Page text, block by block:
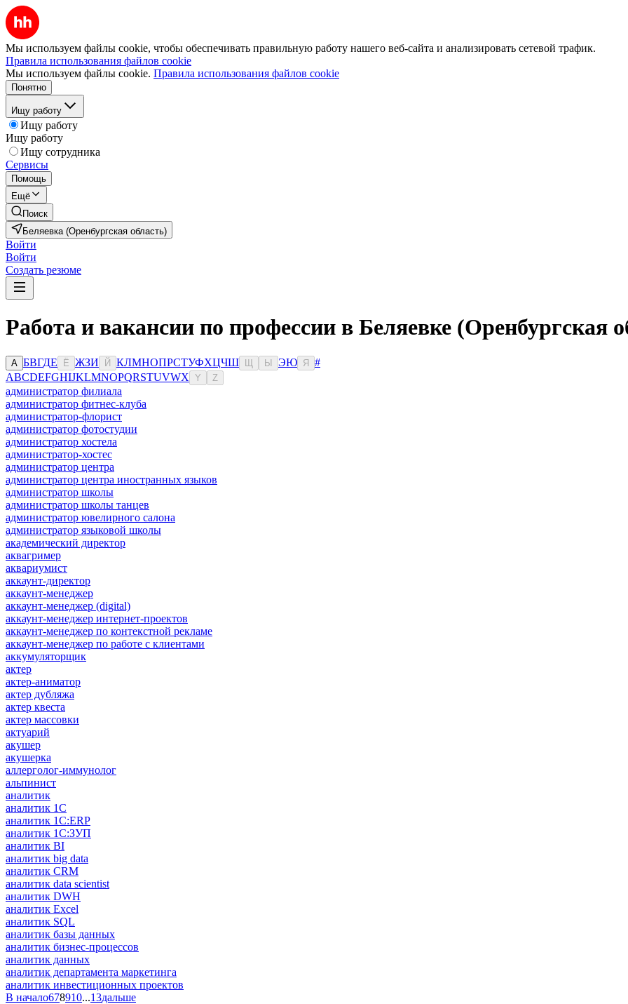
Мы используем файлы cookie, чтобы обеспечивать правильную работу нашего веб-сайта и анализировать сетевой трафик.
Правила использования файлов cookie
Мы используем файлы cookie. Правила использования файлов cookie
Понятно
Ищу работу
Ищу работу
Ищу работу
Ищу сотрудника
Сервисы
Помощь
Ещё
Поиск
Беляевка (Оренбургская область)
Войти
Войти
Создать резюме
Работа и вакансии по профессии в Беляевке (Оренбургская
А БВГДЕ Ё ЖЗИ Й КЛМНОПРСТУФХЦЧШ Ы ЭЮ Я
#
ABCDEFGHIJKLMNOPQRSTUVWX Y Z
администратор филиала
администратор фитнес-клуба
администратор-флорист
администратор фотостудии
администратор хостела
администратор-хостес
администратор центра
администратор центра иностранных языков
администратор школы
администратор школы танцев
администратор ювелирного салона
администратор языковой школы
академический директор
аквагример
аквариумист
аккаунт-директор
аккаунт-менеджер
аккаунт-менеджер (digital)
аккаунт-менеджер интернет-проектов
аккаунт-менеджер по контекстной рекламе
аккаунт-менеджер по работе с клиентами
аккумуляторщик
актер
актер-аниматор
актер дубляжа
актер квеста
актер массовки
актуарий
акушер
акушерка
аллерголог-иммунолог
альпинист
аналитик
аналитик 1C
аналитик 1С:ERP
аналитик 1С:ЗУП
аналитик BI
аналитик big data
аналитик CRM
аналитик data scientist
аналитик DWH
аналитик Excel
аналитик SQL
аналитик базы данных
аналитик бизнес-процессов
аналитик данных
аналитик департамента маркетинга
аналитик инвестиционных проектов
В начало678910...13дальше